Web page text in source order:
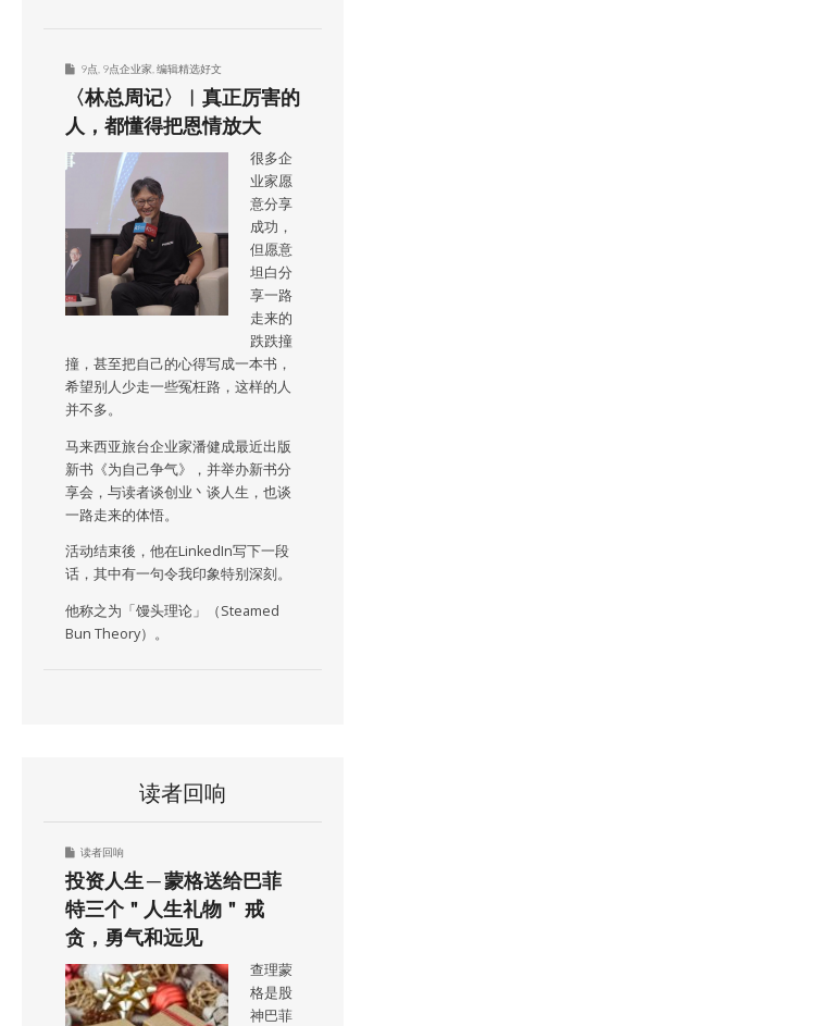
9点 9点企业家 编辑精选好文
〈林总周记〉︱真正厉害的
人，都懂得把恩情放大
很多企
业家愿
意分享
成功，
但愿意
坦白分
享一路
走来的
跌跌撞
撞，甚至把自己的心得写成一本书，
希望别人少走一些冤枉路，这样的人
并不多。
马来西亚旅台企业家潘健成最近出版
新书《为自己争气》，并举办新书分
享会，与读者谈创业丶谈人生，也谈
一路走来的体悟。
活动结束後，他在LinkedIn写下一段
话，其中有一句令我印象特别深刻。
他称之为「馒头理论」（Steamed
Bun Theory）。
读者回响
读者回响
投资人生 ─ 蒙格送给巴菲
特三个＂人生礼物＂ 戒
贪，勇气和远见
查理蒙
格是股
神巴菲